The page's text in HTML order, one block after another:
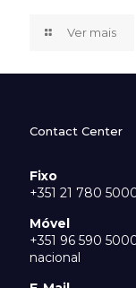
Ver mais
Contact Center
Fixo
+351 21 780
Móvel
+351 96 590
nacional